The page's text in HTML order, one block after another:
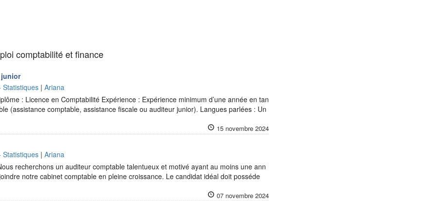
comptabilité et finance
Statistiques | Ariana
: Licence en Comptabilité Expérience : Expérience minimum d’une année en tan
(assistance comptable, assistance fiscale ou auditeur junior). Langues parlées : Un
15 novembre 2024
Statistiques | Ariana
recherchons un auditeur comptable talentueux et motivé ayant au moins une ann
notre cabinet comptable en pleine croissance. Le candidat idéal doit posséde
07 novembre 2024